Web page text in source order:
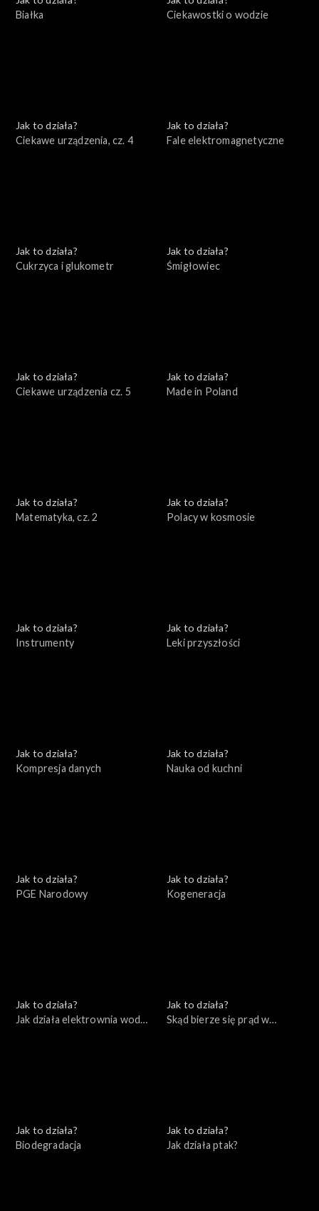
Białka
Ciekawostki o wodzie
Jak to działa?
Ciekawe urządzenia, cz. 4
Jak to działa?
Fale elektromagnetyczne
Jak to działa?
Cukrzyca i glukometr
Jak to działa?
Śmigłowiec
Jak to działa?
Ciekawe urządzenia cz. 5
Jak to działa?
Made in Poland
Jak to działa?
Matematyka, cz. 2
Jak to działa?
Polacy w kosmosie
Jak to działa?
Instrumenty
Jak to działa?
Leki przyszłości
Jak to działa?
Kompresja danych
Jak to działa?
Nauka od kuchni
Jak to działa?
PGE Narodowy
Jak to działa?
Kogeneracja
Jak to działa?
Jak działa elektrownia wodna
Jak to działa?
Skąd bierze się prąd w
Jak to działa?
Biodegradacja
Jak to działa?
Jak działa ptak?